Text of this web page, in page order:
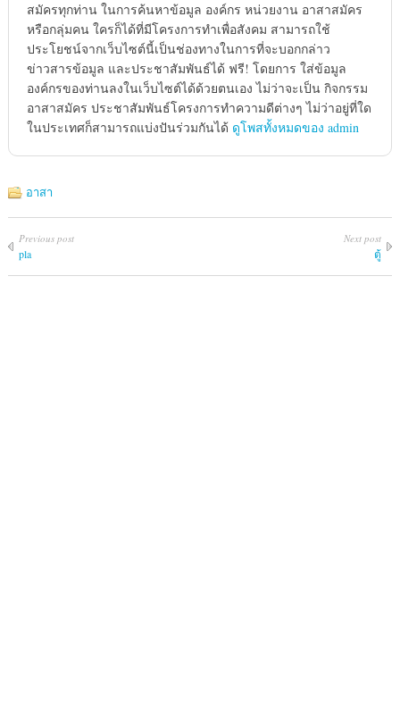
สมัครทุกท่าน ในการค้นหาข้อมูล องค์กร หน่วยงาน อาสาสมัคร
หรือกลุ่มคน ใครก็ได้ที่มีโครงการทำเพื่อสังคม สามารถใช้
ประโยชน์จากเว็บไซต์นี้เป็นช่องทางในการที่จะบอกกล่าว
ข่าวสารข้อมูล และประชาสัมพันธ์ได้ ฟรี! โดยการ ใส่ข้อมูล
องค์กรของท่านลงในเว็บไซต์ได้ด้วยตนเอง ไม่ว่าจะเป็น กิจกรรม
อาสาสมัคร ประชาสัมพันธ์โครงการทำความดีต่างๆ ไม่ว่าอยู่ที่ใด
ในประเทศก็สามารถแบ่งปันร่วมกันได้ ดูโพสทั้งหมดของ admin
อาสา
Previous post
pla
Next post
ตู้